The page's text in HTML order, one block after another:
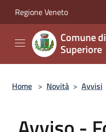
Regione Veneto
Comune
Superiore
Home > Novità > Avvisi